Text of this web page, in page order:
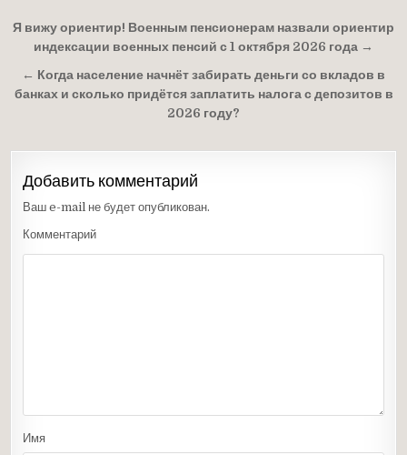
Навигация
по
записям
Я вижу ориентир! Военным пенсионерам назвали ориентир
индексации военных пенсий с 1 октября 2026 года →
← Когда население начнёт забирать деньги со вкладов в
банках и сколько придётся заплатить налога с депозитов в
2026 году?
Добавить комментарий
Ваш e-mail не будет опубликован.
Комментарий
Имя